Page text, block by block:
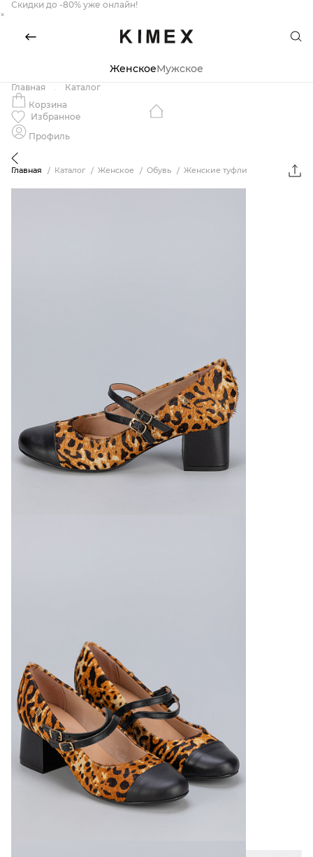
Скидки до -80% уже онлайн!
×
ЖенскоеМужское
Главная
Каталог
Корзина
Избранное
Профиль
Главная Каталог Женское Обувь Женские туфли